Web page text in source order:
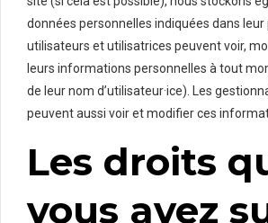
données personnelles indiquées dans leur
utilisateurs et utilisatrices peuvent voir,
leurs informations personnelles à tout
de leur nom d’utilisateur·ice). Les
peuvent aussi voir et modifier ces
Les droits
vous avez